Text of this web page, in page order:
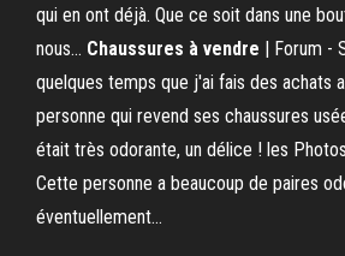
qui en ont déjà. Que ce soit dans une
nous... Chaussures à vendre | Forum -
quelques temps que j'ai fais des achats
personne qui revend ses chaussures
était très odorante, un délice ! les
Cette personne a beaucoup de paires
éventuellement...